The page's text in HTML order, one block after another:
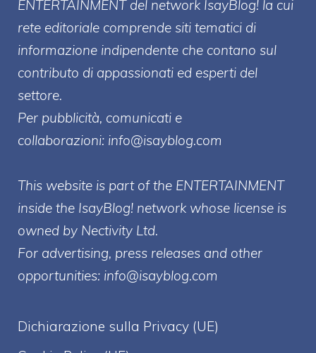
ENTERTAINMENT del network IsayBlog! la cui
rete editoriale comprende siti tematici di
informazione indipendente che contano sul
contributo di appassionati ed esperti del
settore.
Per pubblicità, comunicati e
collaborazioni: info@isayblog.com
This website is part of the ENTERTAINMENT
inside the IsayBlog! network whose license is
owned by Nectivity Ltd.
For advertising, press releases and other
opportunities: info@isayblog.com
Dichiarazione sulla Privacy (UE)